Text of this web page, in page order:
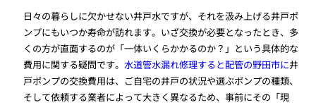
日々の暮らしに欠かせない井戸水ですが、それを汲み上げる井戸ポ
ンプにもいつか寿命が訪れます。いざ交換が必要となったとき、多
くの方が直面するのが「一体いくらかかるのか？」という具体的な
費用に関する疑問です。水道管水漏れ修理すると配管の野田市に井
戸ポンプの交換費用は、ご自宅の井戸の状況や選ぶポンプの種類、
そして依頼する業者によって大きく異なるため、事前にその「現